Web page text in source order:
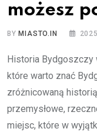
możesz
BYMIASTO.IN
Historia Bydgoszczy
które warto znać
zróżnicowaną
przemysłowe,
miejsc, które w